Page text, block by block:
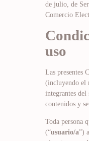
de julio, de
Comercio
uso
Las presentes
(incluyendo el
integrantes
contenidos y
Toda persona
(“usuario/a”)